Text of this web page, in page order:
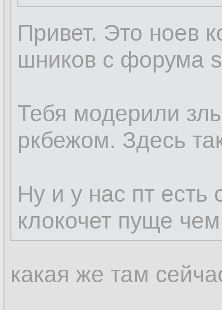
Привет. Это ноев
шников с форума
Тебя модерили
ркбежом. Здесь
Ну и у нас пт
клокочет пуще
какая же там